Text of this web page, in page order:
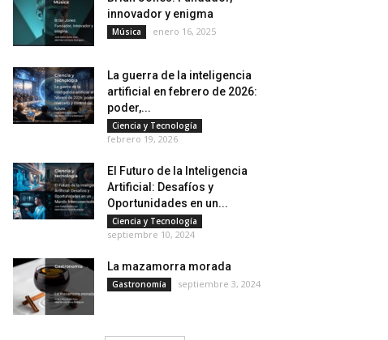
innovador y enigma
Música enero 16, 2025
La guerra de la inteligencia
artificial en febrero de 2026:
poder,...
Ciencia y Tecnología
febrero 19, 2026
El Futuro de la Inteligencia
Artificial: Desafíos y
Oportunidades en un...
Ciencia y Tecnología
septiembre 10, 2024
La mazamorra morada
Gastronomía septiembre 3, 2024